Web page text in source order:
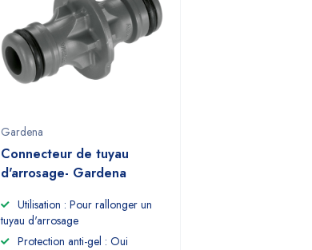
Gardena
Connecteur de tuyau
d'arrosage- Gardena
Utilisation : Pour rallonger un
tuyau d'arrosage
Protection anti-gel : Oui